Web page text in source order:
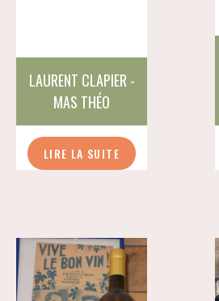
LAURENT CLAPIER -
MAS THÉO
LIRE LA SUITE